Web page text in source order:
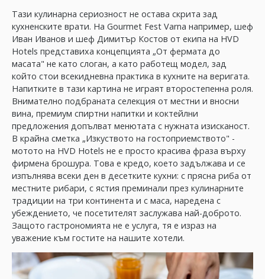
Тази кулинарна сериозност не остава скрита зад
кухненските врати. На Gourmet Fest Varna например, шеф
Иван Иванов и шеф Димитър Костов от екипа на HVD
Hotels представиха концепцията „От фермата до
масата" не като слоган, а като работещ модел, зад
който стои всекидневна практика в кухните на веригата.
Напитките в тази картина не играят второстепенна роля.
Внимателно подбраната селекция от местни и вносни
вина, премиум спиртни напитки и коктейлни
предложения допълват менютата с нужната изисканост.
В крайна сметка „Изкуството на гостоприемството" -
мотото на HVD Hotels не е просто красива фраза върху
фирмена брошура. Това е кредо, което задължава и се
изпълнява всеки ден в десетките кухни: с прясна риба от
местните рибари, с ястия преминали през кулинарните
традиции на три континента и с маса, наредена с
убеждението, че посетителят заслужава най-доброто.
Защото гастрономията не е услуга, тя е израз на
уважение към гостите на нашите хотели.